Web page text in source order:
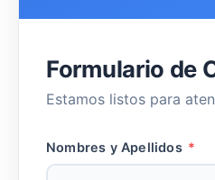
Formulario de
Estamos listos para
Nombres y Apellidos *